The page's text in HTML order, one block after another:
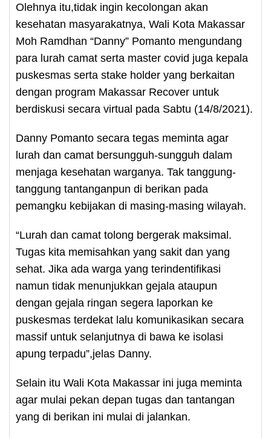
Olehnya itu,tidak ingin kecolongan akan
kesehatan masyarakatnya, Wali Kota Makassar
Moh Ramdhan “Danny” Pomanto mengundang
para lurah camat serta master covid juga kepala
puskesmas serta stake holder yang berkaitan
dengan program Makassar Recover untuk
berdiskusi secara virtual pada Sabtu (14/8/2021).
Danny Pomanto secara tegas meminta agar
lurah dan camat bersungguh-sungguh dalam
menjaga kesehatan warganya. Tak tanggung-
tanggung tantanganpun di berikan pada
pemangku kebijakan di masing-masing wilayah.
“Lurah dan camat tolong bergerak maksimal.
Tugas kita memisahkan yang sakit dan yang
sehat. Jika ada warga yang terindentifikasi
namun tidak menunjukkan gejala ataupun
dengan gejala ringan segera laporkan ke
puskesmas terdekat lalu komunikasikan secara
massif untuk selanjutnya di bawa ke isolasi
apung terpadu”,jelas Danny.
Selain itu Wali Kota Makassar ini juga meminta
agar mulai pekan depan tugas dan tantangan
yang di berikan ini mulai di jalankan.